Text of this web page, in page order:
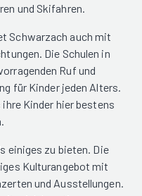
und Skifahren.
Schwarzach auch mit
Die Schulen in
Ruf und
für Kinder jeden Alters.
Kinder hier bestens
einiges zu bieten. Die
Kulturangebot mit
und Ausstellungen.